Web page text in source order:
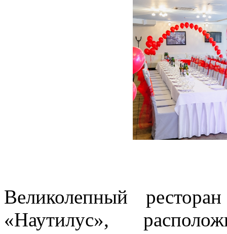
Великолепный
«Наутилус»,